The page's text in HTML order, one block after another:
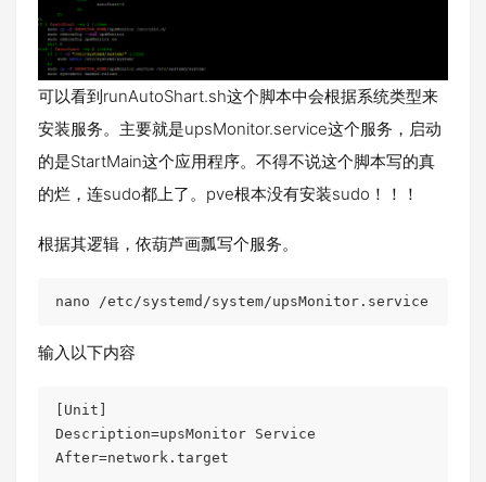
可以看到runAutoShart.sh这个脚本中会根据系统类型来
安装服务。主要就是upsMonitor.service这个服务，启动
的是StartMain这个应用程序。不得不说这个脚本写的真
的烂，连sudo都上了。pve根本没有安装sudo！！！
根据其逻辑，依葫芦画瓢写个服务。
nano /etc/systemd/system/upsMonitor.service
输入以下内容
[Unit]
Description=upsMonitor Service
After=network.target